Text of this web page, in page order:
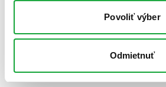
Povoliť výber
Odmietnuť